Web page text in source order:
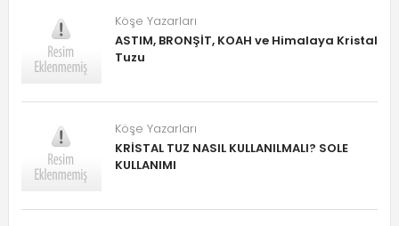
Köşe Yazarları
ASTIM, BRONŞİT, KOAH ve Himalaya Kristal
Tuzu
Köşe Yazarları
KRİSTAL TUZ NASIL KULLANILMALI? SOLE
KULLANIMI